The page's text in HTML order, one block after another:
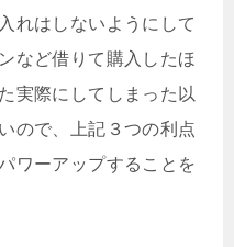
れはしないようにして
など借りて購入したほ
実際にしてしまった以
ので、上記３つの利点
ワーアップすることを